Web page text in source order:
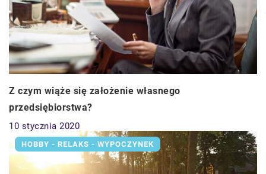
Z czym wiąże się założenie własnego
przedsiębiorstwa?
10 stycznia 2020
HOBBY - RELAKS - WYPOCZYNEK